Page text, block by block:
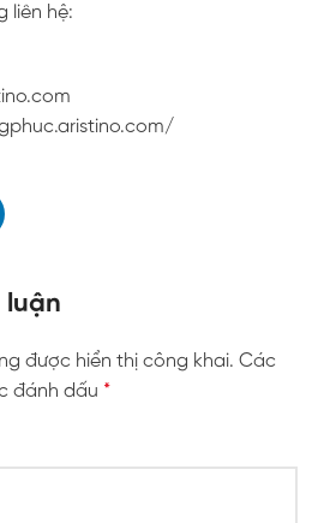
liên hệ:
luận
được hiển thị công khai. Các
đánh dấu *